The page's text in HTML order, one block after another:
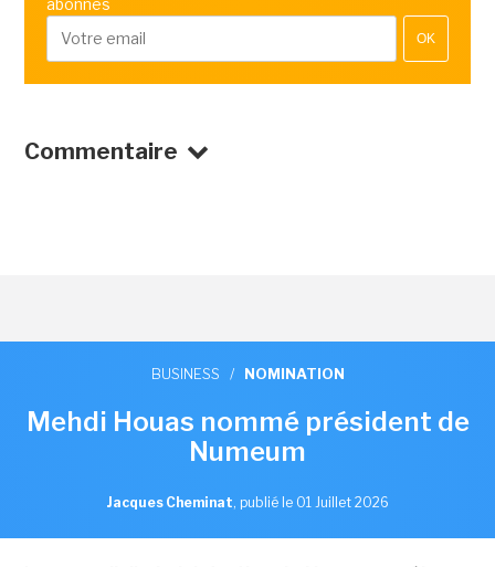
OK
Commentaire
BUSINESS / NOMINATION
Mehdi Houas nommé président de
Numeum
Jacques Cheminat, publié le 01 Juillet 2026